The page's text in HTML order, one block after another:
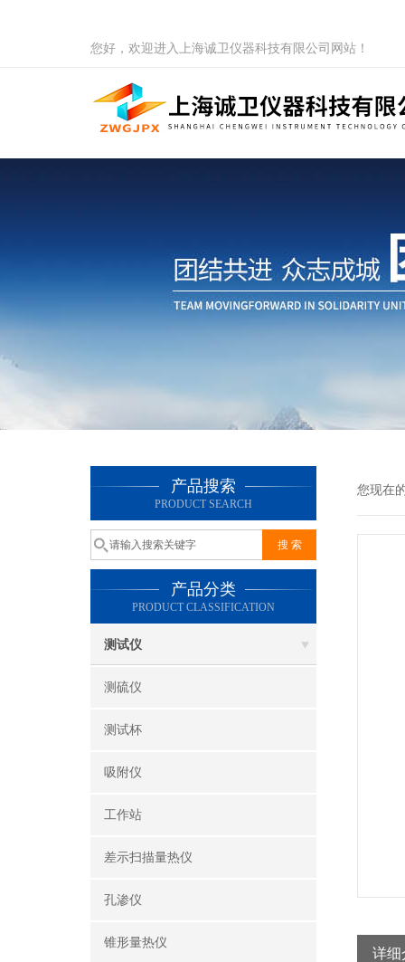
您好，欢迎进入上海诚卫仪器科技有限公司网站！
产品搜索
PRODUCT SEARCH
产品分类
PRODUCT CLASSIFICATION
测试仪
测硫仪
测试杯
吸附仪
工作站
差示扫描量热仪
孔渗仪
锥形量热仪
您现在
详细